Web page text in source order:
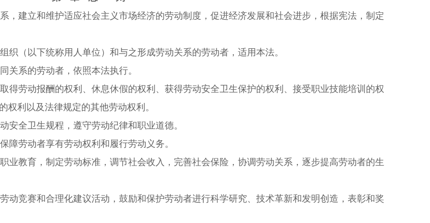
，建立和维护适应社会主义市场经济的劳动制度，促进经济发展和社会进步，根据宪法，制定
（以下统称用人单位）和与之形成劳动关系的劳动者，适用本法。
系的劳动者，依照本法执行。
得劳动报酬的权利、休息休假的权利、获得劳动安全卫生保护的权利、接受职业技能培训的权
利以及法律规定的其他劳动权利。
全卫生规程，遵守劳动纪律和职业道德。
劳动者享有劳动权利和履行劳动义务。
业教育，制定劳动标准，调节社会收入，完善社会保险，协调劳动关系，逐步提高劳动者的生
动竞赛和合理化建议活动，鼓励和保护劳动者进行科学研究、技术革新和发明创造，表彰和奖